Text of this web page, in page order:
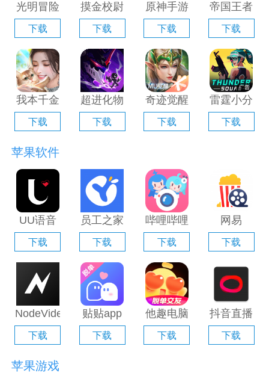
光明冒险
电脑版
「含模拟
器」
下载
摸金校尉
之伏魔殿
电脑版
「含模拟
器」
下载
原神手游
电脑版
「含模拟
器」
下载
帝国王者
归来电脑
版「含模
拟器」
下载
我本千金
手游电脑
版「含模
拟器」
下载
超进化物
语2电脑
版「含模
下载
奇迹觉醒
电脑版
「含模拟
下载
雷霆小分
队电脑版
「含模拟
下载
苹果软件
UU语音
电脑版
「含模拟
下载
员工之家
电脑版
「含模拟
器」
下载
哔哩哔哩
直播姬电
脑版「含
模拟器」
下载
网易
Filmly电
脑版「含
模拟器」
下载
NodeVideo
电脑版
「含模拟
器」
下载
贴贴app
电脑版
「含模拟
下载
他趣电脑
版「含模
拟器」
下载
抖音直播
伴侣电脑
版「含模
下载
苹果游戏